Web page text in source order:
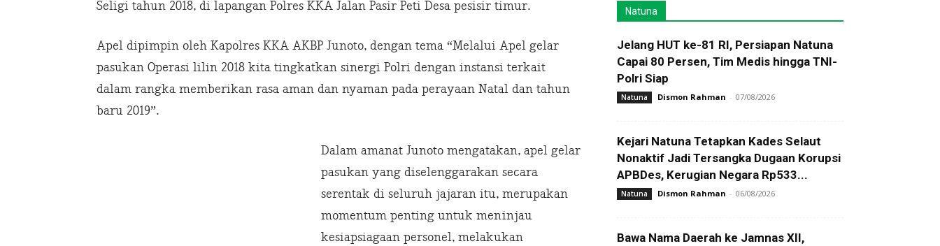
Seligi tahun 2018, di lapangan Polres KKA Jalan Pasir Peti Desa pesisir timur.
Apel dipimpin oleh Kapolres KKA AKBP Junoto, dengan tema “Melalui Apel gelar
pasukan Operasi lilin 2018 kita tingkatkan sinergi Polri dengan instansi terkait
dalam rangka memberikan rasa aman dan nyaman pada perayaan Natal dan tahun
baru 2019”.
Dalam amanat Junoto mengatakan, apel gelar
pasukan yang diselenggarakan secara
serentak di seluruh jajaran itu, merupakan
momentum penting untuk meninjau
kesiapsiagaan personel, melakukan
Natuna
Jelang HUT ke-81 RI, Persiapan Natuna
Capai 80 Persen, Tim Medis hingga TNI-
Polri Siap
Natuna Dismon Rahman - 07/08/2026
Kejari Natuna Tetapkan Kades Selaut
Nonaktif Jadi Tersangka Dugaan Korupsi
APBDes, Kerugian Negara Rp533...
Natuna Dismon Rahman - 06/08/2026
Bawa Nama Daerah ke Jamnas XII,